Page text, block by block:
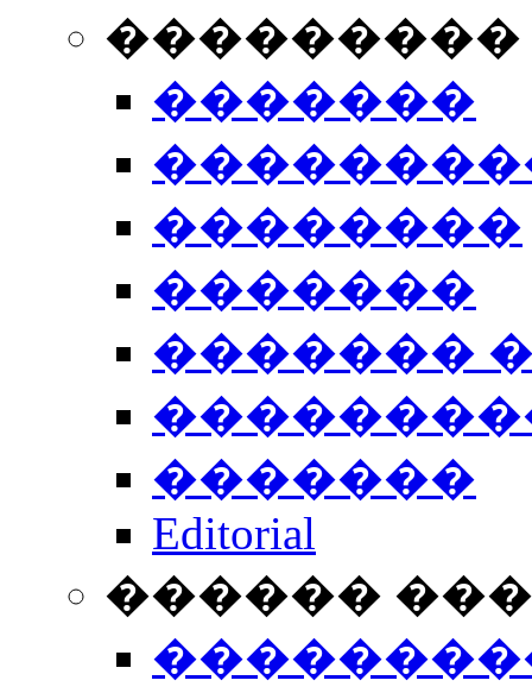
�������
��������
�������
�������
�������
Editorial
������